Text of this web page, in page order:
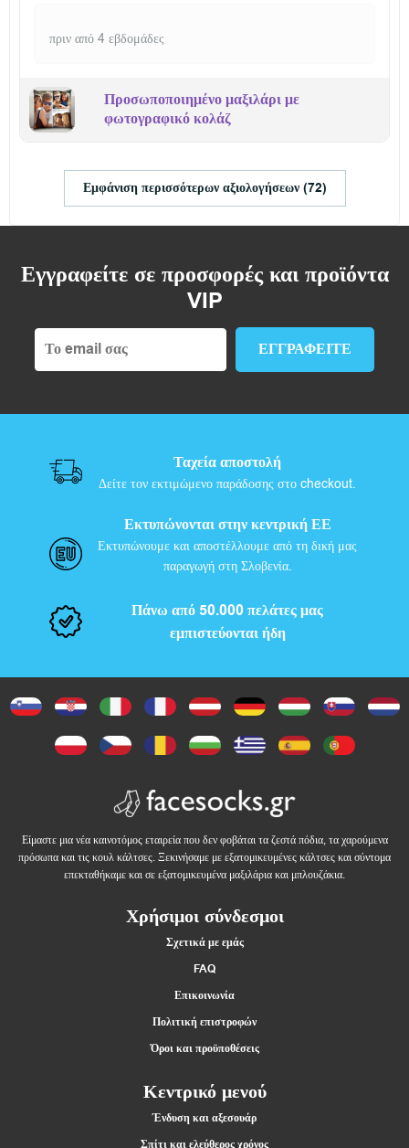
πριν από 4 εβδομάδες
Προσωποποιημένο μαξιλάρι με
φωτογραφικό κολάζ
Εμφάνιση περισσότερων αξιολογήσεων (72)
Εγγραφείτε σε προσφορές και προϊόντα
VIP
Ταχεία αποστολή
Δείτε τον εκτιμώμενο παράδοσης στο checkout.
Εκτυπώνονται στην κεντρική ΕΕ
Εκτυπώνουμε και αποστέλλουμε από τη δική μας
παραγωγή στη Σλοβενία.
Πάνω από 50.000 πελάτες μας
εμπιστεύονται ήδη
Είμαστε μια νέα καινοτόμος εταιρεία που δεν φοβάται τα ζεστά πόδια, τα χαρούμενα
πρόσωπα και τις κουλ κάλτσες. Ξεκινήσαμε με εξατομικευμένες κάλτσες και σύντομα
επεκταθήκαμε και σε εξατομικευμένα μαξιλάρια και μπλουζάκια.
Χρήσιμοι σύνδεσμοι
Σχετικά με εμάς
FAQ
Επικοινωνία
Πολιτική επιστροφών
Όροι και προϋποθέσεις
Κεντρικό μενού
Ένδυση και αξεσουάρ